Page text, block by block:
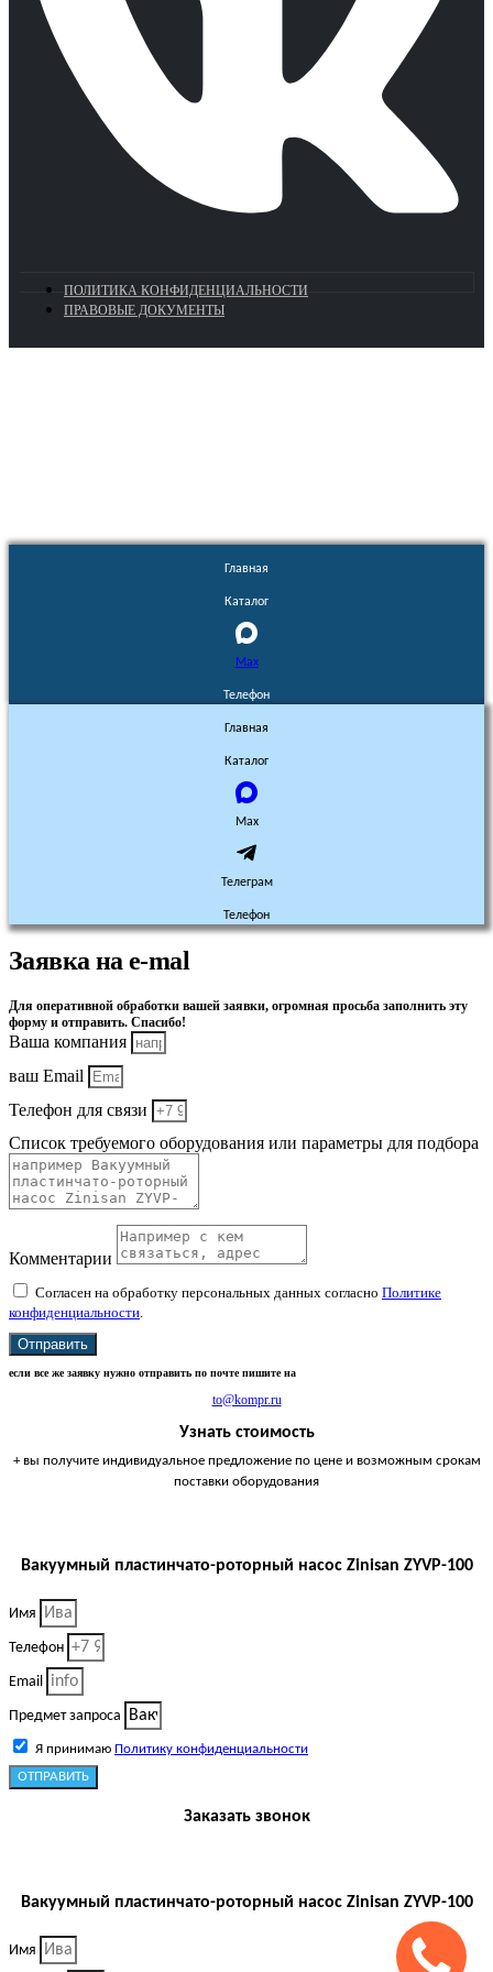
ПОЛИТИКА КОНФИДЕНЦИАЛЬНОСТИ
ПРАВОВЫЕ ДОКУМЕНТЫ
Главная
Каталог
Max
Телефон
Главная
Каталог
Max
Телеграм
Телефон
Заявка на e-mal
Для оперативной обработки вашей заявки, огромная просьба заполнить эту
форму и отправить. Спасибо!
Ваша компания
ваш Email
Телефон для связи
Список требуемого оборудования или параметры для подбора
Комментарии
Согласен на обработку персональных данных согласно Политике
конфиденциальности.
Отправить
если все же заявку нужно отправить по почте пишите на
to@kompr.ru
Узнать стоимость
+ вы получите индивидуальное предложение по цене и возможным срокам
поставки оборудования
Вакуумный пластинчато-роторный насос Zinisan ZYVP-100
Имя
Телефон
Email
Предмет запроса
Я принимаю Политику конфиденциальности
ОТПРАВИТЬ
Заказать звонок
Вакуумный пластинчато-роторный насос Zinisan ZYVP-100
Имя